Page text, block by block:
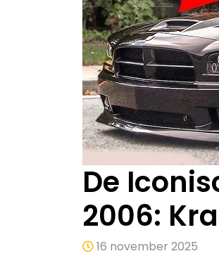
De
2006:
16 november 2025